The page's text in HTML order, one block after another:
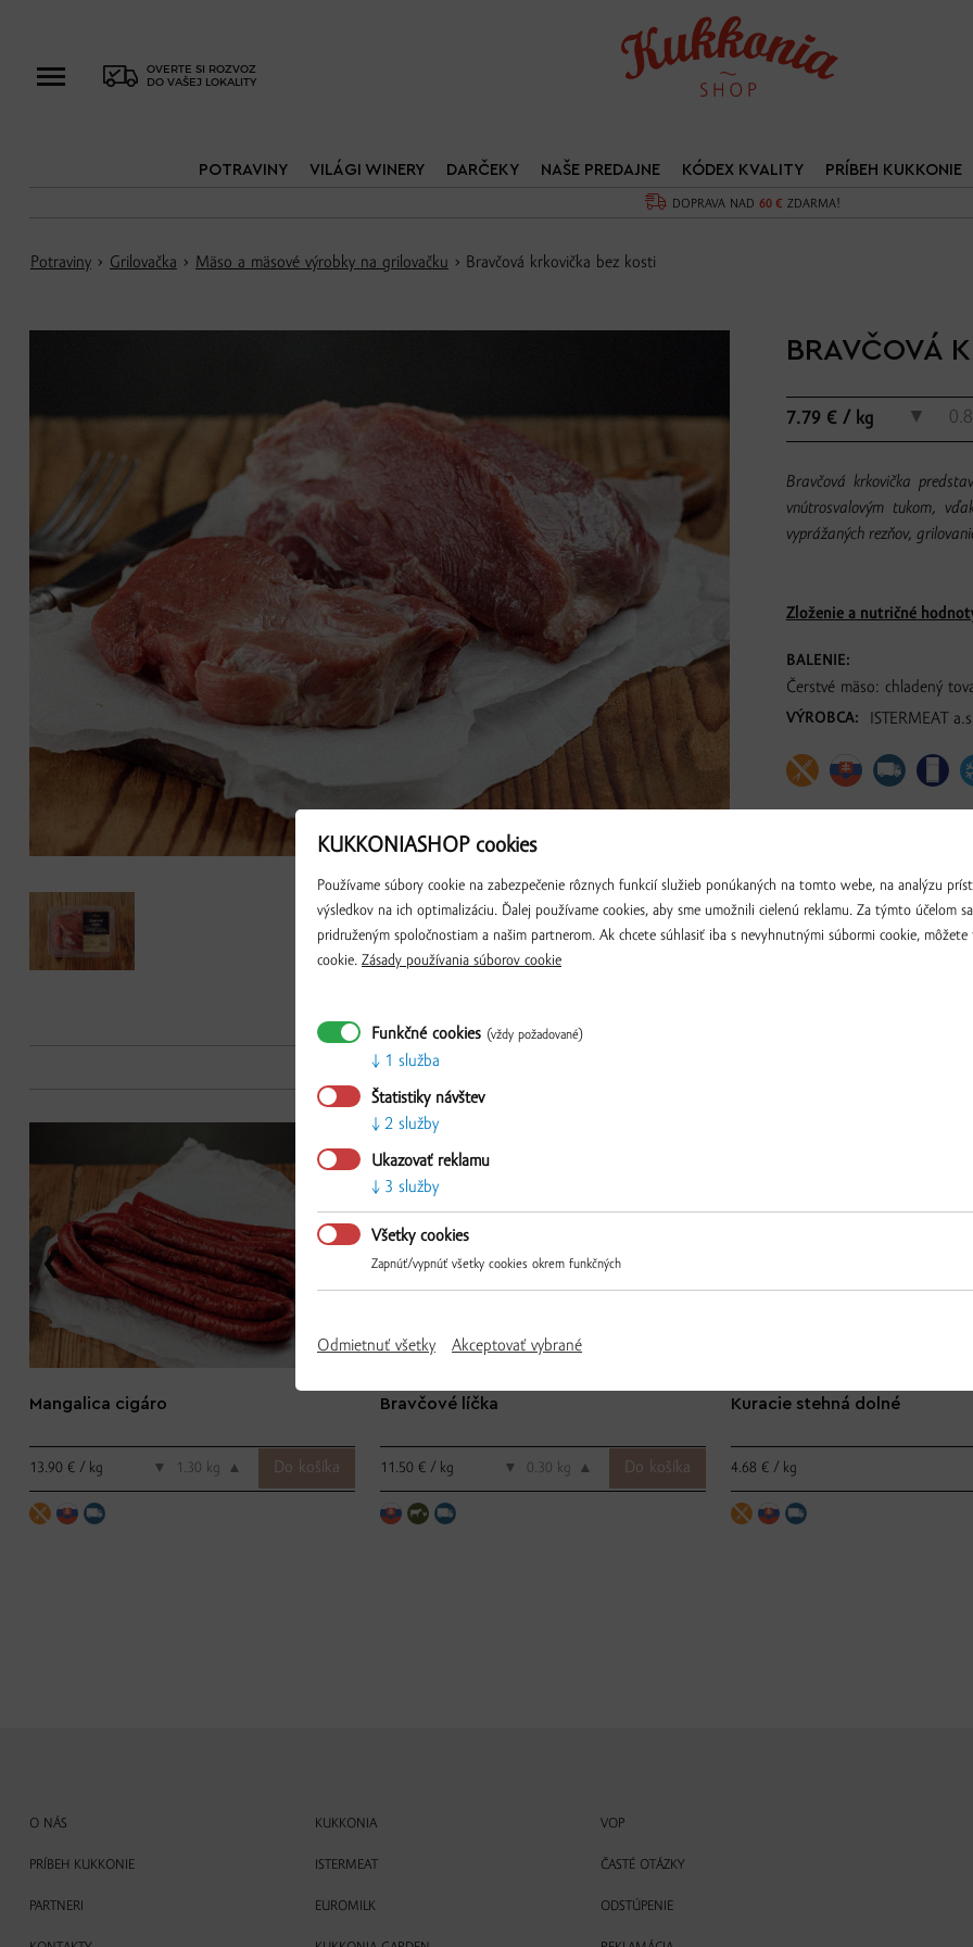
OVERTE SI ROZVOZ
DO VAŠEJ LOKALITY
DOPRAVA NAD60 € ZDARMA!
POTRAVINY VILÁGI WINERY DARČEKY NAŠE PREDAJNE KÓDEX KVALITY PRÍBEH KUKKONIE
Potraviny › Grilovačka › Mäso a mäsové výrobky na grilovačku › Bravčová krkovička bez kosti
BRAVČOVÁ
7.79 € / kg ▼
Bravčová krkovička
vnútrosvalovým tukom,
vyprážaných rezňov,
Zloženie a nutričné
BALENIE:
Čerstvé mäso: chladený
VÝROBCA: ISTERMEAT
Mangalica cigáro
13.90 € / kg ▼ kg ▲
Bravčové líčka
11.50 € / kg ▼ kg ▲
Kuracie stehná dolné
4.68 € / kg
O NÁS
PRÍBEH KUKKONIE
PARTNERI
KUKKONIA
ISTERMEAT
EUROMILK
VOP
ČASTÉ OTÁZKY
ODSTÚPENIE
KUKKONIASHOP cookies
Používame súbory cookie na zabezpečenie rôznych funkcií služieb ponúkaných na tomto webe, na analýzu
výsledkov na ich optimalizáciu. Ďalej používame cookies, aby sme umožnili cielenú reklamu. Za týmto účelom
pridruženým spoločnostiam a našim partnerom. Ak chcete súhlasiť iba s nevyhnutnými súbormi cookie,
cookie. Zásady používania súborov cookie
Funkčné cookies (vždy požadované)
1 služba
Štatistiky návštev
2 služby
Ukazovať reklamu
3 služby
Všetky cookies
Zapnúť/vypnúť všetky cookies okrem funkčných
Odmietnuť všetky Akceptovať vybrané